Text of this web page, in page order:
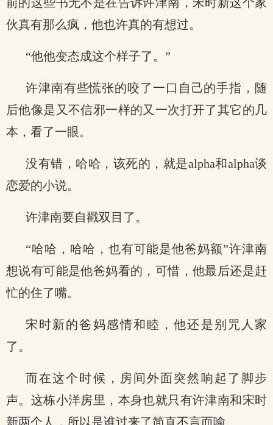
伙真有那么疯，他也许真的有想过。
“他他变态成这个样子了。”
许津南有些慌张的咬了一口自己的手指，随
后他像是又不信邪一样的又一次打开了其它的几
本，看了一眼。
没有错，哈哈，该死的，就是alpha和alpha谈
恋爱的小说。
许津南要自戳双目了。
“哈哈，哈哈，也有可能是他爸妈额”许津南
想说有可能是他爸妈看的，可惜，他最后还是赶
忙的住了嘴。
宋时新的爸妈感情和睦，他还是别咒人家
了。
而在这个时候，房间外面突然响起了脚步
声。这栋小洋房里，本身也就只有许津南和宋时
新两个人，所以是谁过来了简直不言而喻。